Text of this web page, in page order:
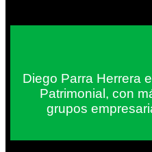
Diego Parra Herrera
Patrimonial, con
grupos